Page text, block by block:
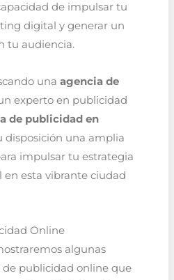
de impulsar tu
digital y generar un
tu audiencia.
una agencia de
experto en publicidad
de publicidad en
disposición una amplia
impulsar tu estrategia
esta vibrante ciudad
Online
algunas
de publicidad online que